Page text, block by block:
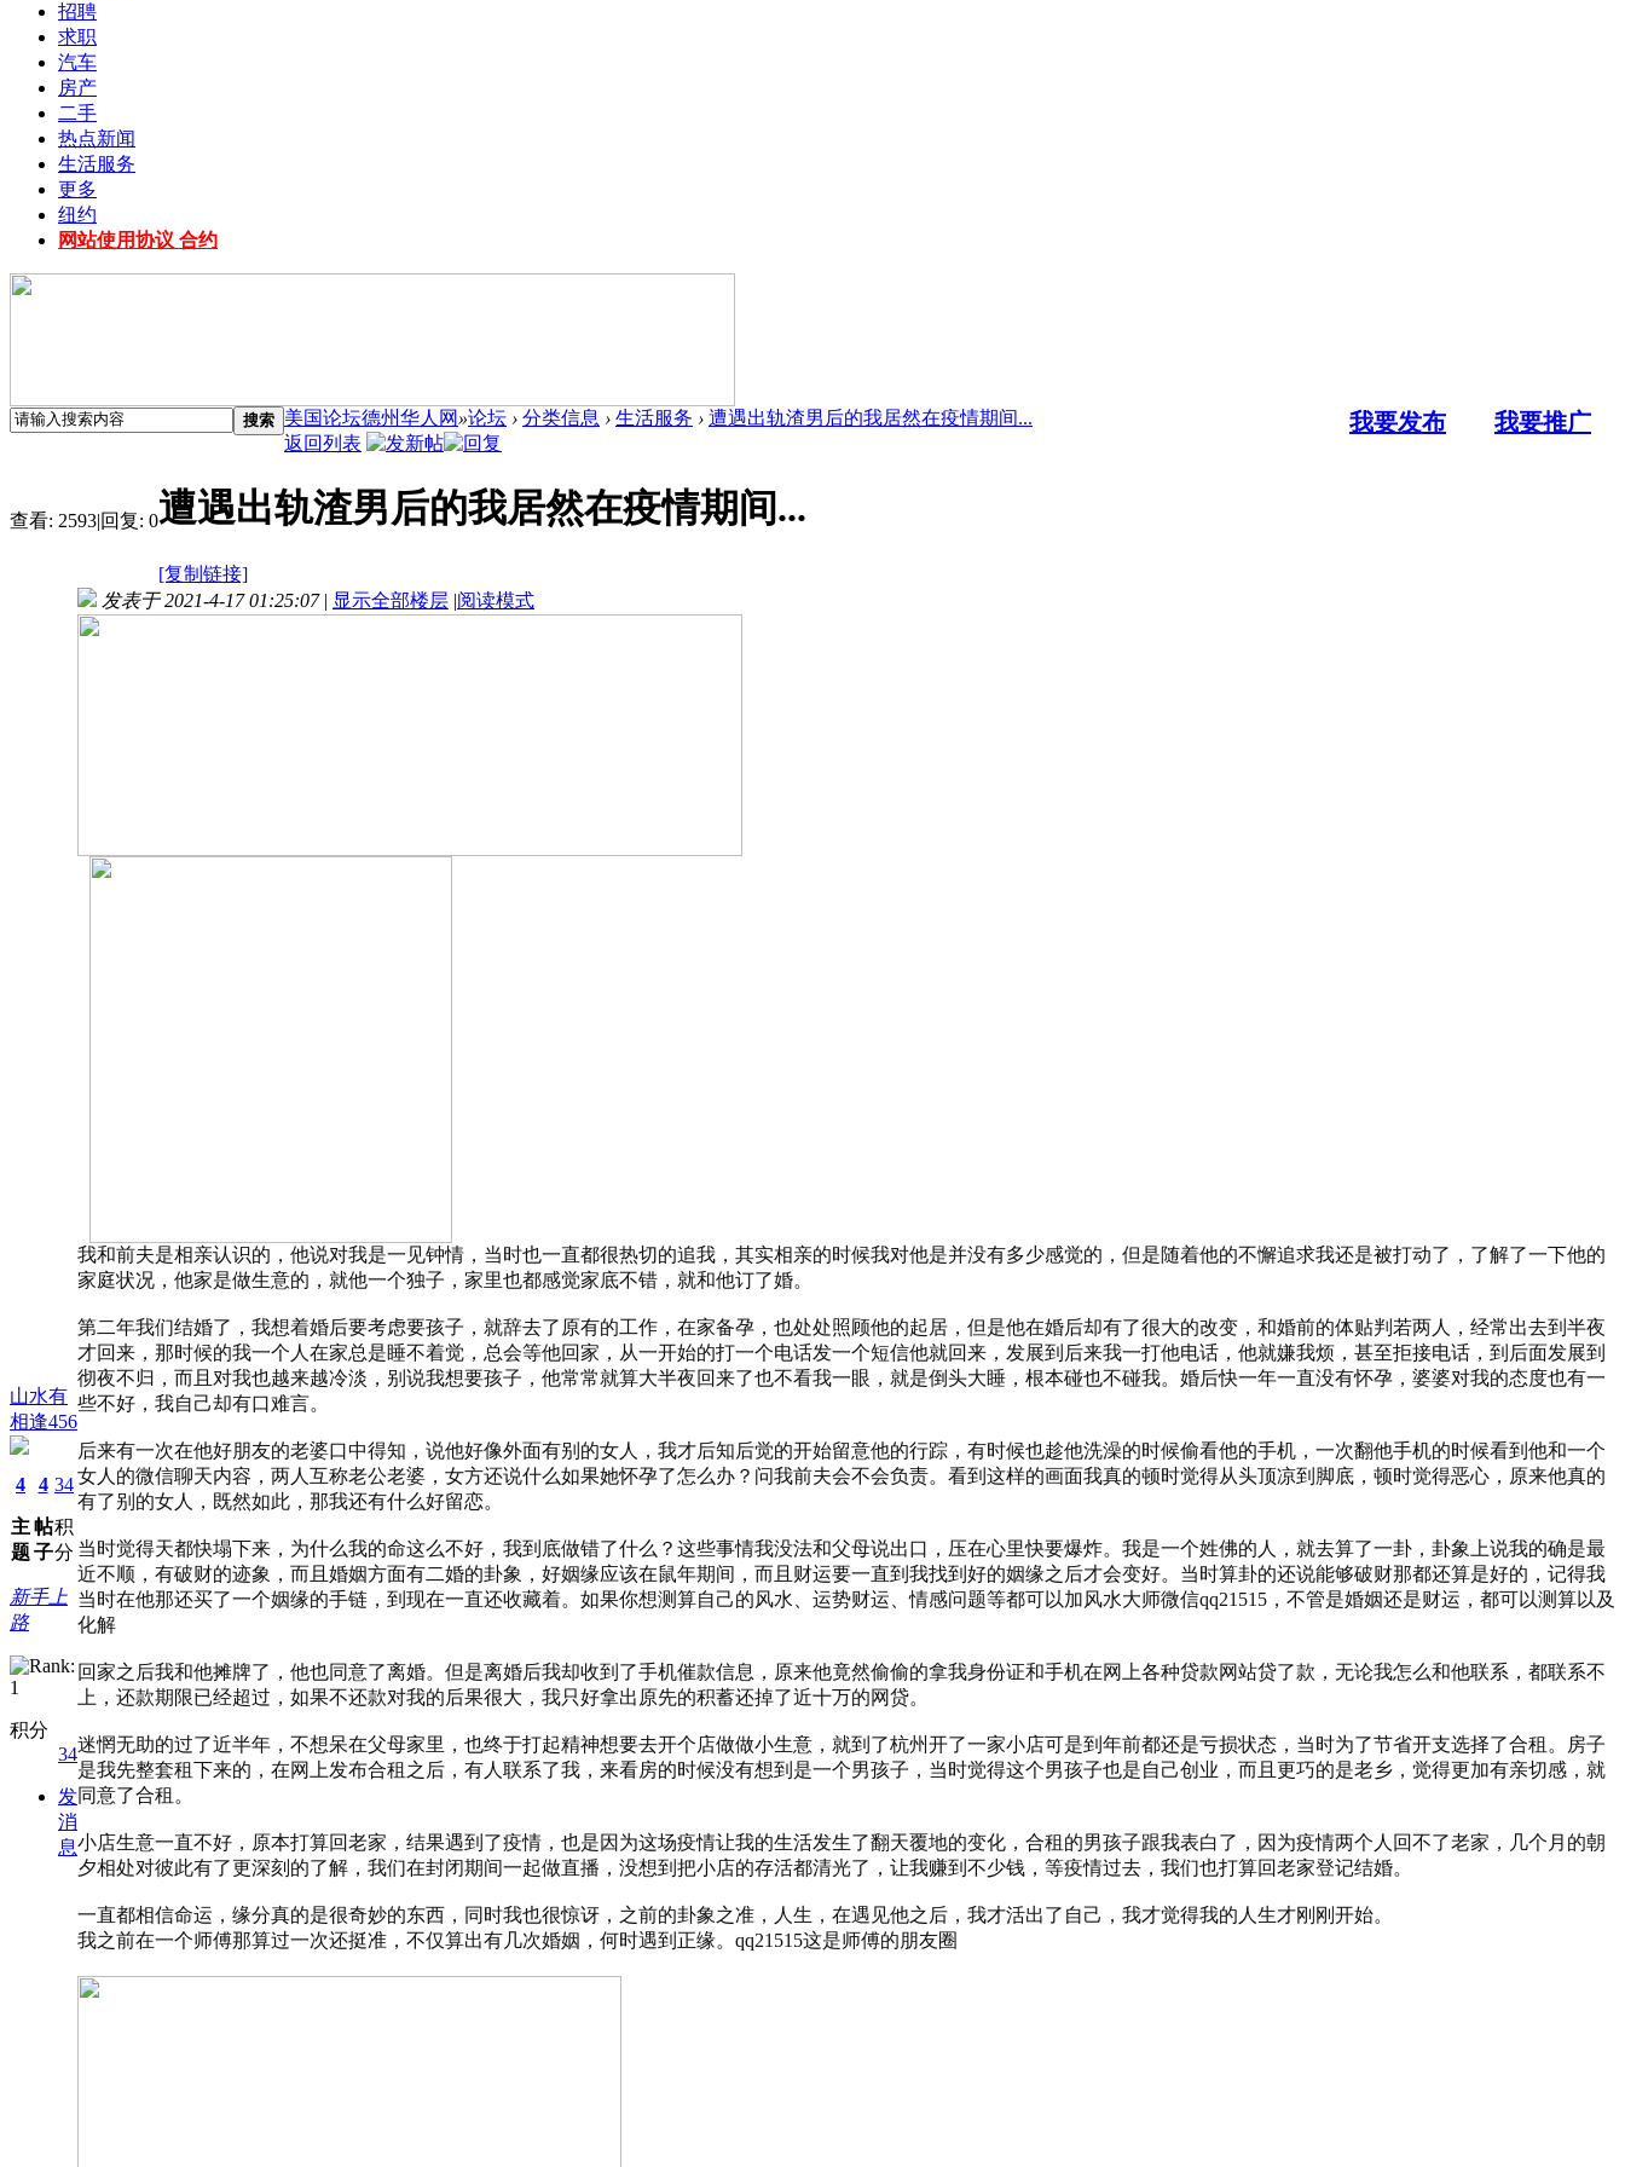
招聘
求职
汽车
房产
二手
热点新闻
生活服务
更多
纽约
网站使用协议 合约
搜索 我要发布 我要推广
美国论坛德州华人网 »论坛 › 分类信息 › 生活服务 › 遭遇出轨渣男后的我居然在疫情期间...
返回列表
查看: 2593|回复: 0遭遇出轨渣男后的我居然在疫情期间...
[复制链接]
山水有
相逢456
4
主
题
4
帖
子
34
积
分
新手上
路
积分
34
发
消
息
发表于 2021-4-17 01:25:07 | 显示全部楼层 |阅读模式
我和前夫是相亲认识的，他说对我是一见钟情，当时也一直都很热切的追我，其实相亲的时候我对他是并没有多少感觉的，但是随着他的不懈追求我还是被打动了，了解了一下他的
家庭状况，他家是做生意的，就他一个独子，家里也都感觉家底不错，就和他订了婚。
第二年我们结婚了，我想着婚后要考虑要孩子，就辞去了原有的工作，在家备孕，也处处照顾他的起居，但是他在婚后却有了很大的改变，和婚前的体贴判若两人，经常出去到半夜
才回来，那时候的我一个人在家总是睡不着觉，总会等他回家，从一开始的打一个电话发一个短信他就回来，发展到后来我一打他电话，他就嫌我烦，甚至拒接​​电话，到后面发展到
彻夜不归，而且对我也越来越冷淡，别说我想要孩子，他常常就算大半夜回来了也不看我一眼，就是倒头大睡，根本碰也不碰我。婚后快一年一直没有怀孕，婆婆对我的态度也有一
些不好，我自己却有口难言。
后来有一次在他好朋友的老婆口中得知，说他好像外面有别的女人，我才后知后觉的开始留意他的行踪，有时候也趁他洗澡的时候偷看他的手机，一次翻他手机的时候看到他和一个
女人的微信聊天内容，两人互称老公老婆，女方还说什么如果她怀孕了怎么办？问我前夫会不会负责。看到这样的画面我真的顿时觉得从头顶凉到脚底，顿时觉得恶心，原来他真的
有了别的女人，既然如此，那我还有什么好留恋。
当时觉得天都快塌下来，为什么我的命这么不好，我到底做错了什么？这些事情我没法和父母说出口，压在心里快要爆炸。我是一个姓佛的人，就去算了一卦，卦象上说我的确是最
近不顺，有破财的迹象，而且婚姻方面有二婚的卦象，好姻缘应该在鼠年期间，而且财运要一直到我找到好的姻缘之后才会变好。当时算卦的还说能够破财那都还算是好的，记得我
当时在他那还买了一个姻缘的手链，到现在一直还收藏着。如果你想测算自己的风水、运势财运、情感问题等都可以加风水大师微信qq21515，不管是婚姻还是财运，都可以测算以及
化解
回家之后我和他摊牌了，他也同意了离婚。但是离婚后我却收到了手机催款信息，原来他竟然偷偷的拿我身份证和手机在网上各种贷款网站贷了款，无论我怎么和他联系，都联系不
上，还款期限已经超过，如果不还款对我的后果很大，我只好拿出原先的积蓄还掉了近十万的网贷。
迷惘无助的过了近半年，不想呆在父母家里，也终于打起精神想要去开个店做做小生意，就到了杭州开了一家小店可是到年前都还是亏损状态，当时为了节省开支选择了合租。房子
是我先整套租下来的，在网上发布合租之后，有人联系了我，来看房的时候没有想到是一个男孩子，当时觉得这个男孩子也是自己创业，而且更巧的是老乡，觉得更加有亲切感，就
同意了合租。
小店生意一直不好，原本打算回老家，结果遇到了疫情，也是因为这场疫情让我的生活发生了翻天覆地的变化，合租的男孩子跟我表白了，因为疫情两个人回不了老家，几个月的朝
夕相处对彼此有了更深刻的了解，我们在封闭期间一起做直播，没想到把小店的存活都清光了，让我赚到不少钱，等疫情过去，我们也打算回老家登记结婚。
一直都相信命运，缘分真的是很奇妙的东西，同时我也很惊讶，之前的卦象之准，人生，在遇见他之后，我才活出了自己，我才觉得我的人生才刚刚开始。
我之前在一个师傅那算过一次还挺准，不仅算出有几次婚姻，何时遇到正缘。qq21515这是师傅的朋友圈